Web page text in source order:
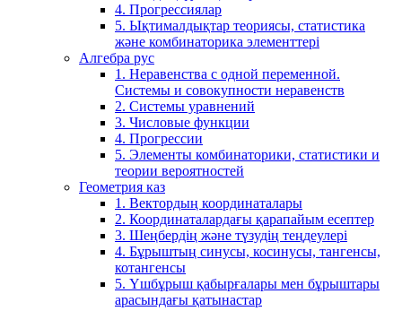
4. Прогрессиялар
5. Ықтималдықтар теориясы, статистика
және комбинаторика элементтері
Алгебра рус
1. Неравенства с одной переменной.
Системы и совокупности неравенств
2. Системы уравнений
3. Числовые функции
4. Прогрессии
5. Элементы комбинаторики, статистики и
теории вероятностей
Геометрия каз
1. Вектордың координаталары
2. Координаталардағы қарапайым есептер
3. Шеңбердің және түзудің теңдеулері
4. Бұрыштың синусы, косинусы, тангенсы,
котангенсы
5. Үшбұрыш қабырғалары мен бұрыштары
арасындағы қатынастар